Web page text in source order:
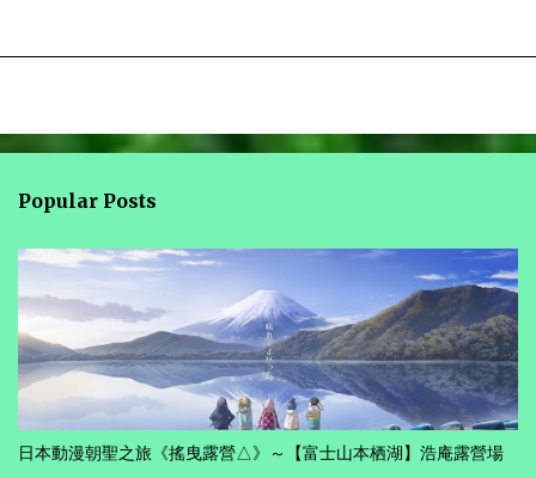
Popular Posts
日本動漫朝聖之旅《搖曳露營△》～【富士山本栖湖】浩庵露營場